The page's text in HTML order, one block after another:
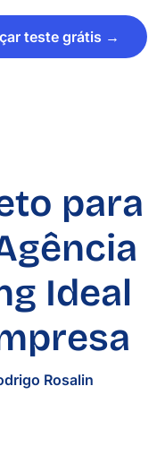
teste grátis →
para
Ideal
Rosalin